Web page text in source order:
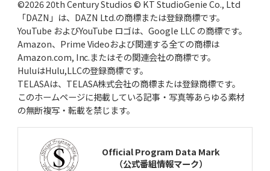
©2026 20th Century Studios © KT StudioGenie Co., Ltd
「DAZN」は、DAZN Ltd.の商標または登録商標です。
YouTube およびYouTube ロゴは、Google LLC の商標です。
Amazon、Prime Videoおよび関連する全ての商標は
Amazon.com, Inc.またはその関連会社の商標です。
HuluはHulu,LLCの登録商標です。
TELASAは、TELASA株式会社の商標または登録商標です。
このホームページに掲載している記事・写真等あらゆる素材
の無断複写・転載を禁じます。
Official Program Data Mark
（公式番組情報マーク）